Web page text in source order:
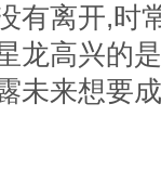
有离开,时
龙高兴的
未来想要